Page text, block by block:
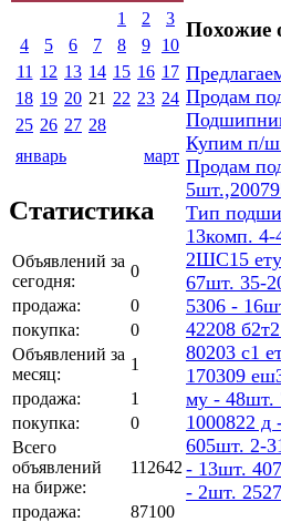
1
2
3
4
5 6 7 8 9
10
11 12 13 14 15 16 17
18 19 20 21 22 23 24
25 26 27 28
январь
март
Статистика
Объявлений за
сегодня:
0
продажа:
0
покупка:
0
Объявлений за
месяц:
1
продажа:
1
покупка:
0
Всего
объявлений
на бирже:
112642
продажа:
87100
Похожие
Продам
Купим п/ш
Продам
Тип
13комп.
2ШС15
67шт. 35-
5306 -
42208
80203 с1
170309
му - 48шт.
1000822 д
605шт. 2-
- 13шт.
- 2шт.